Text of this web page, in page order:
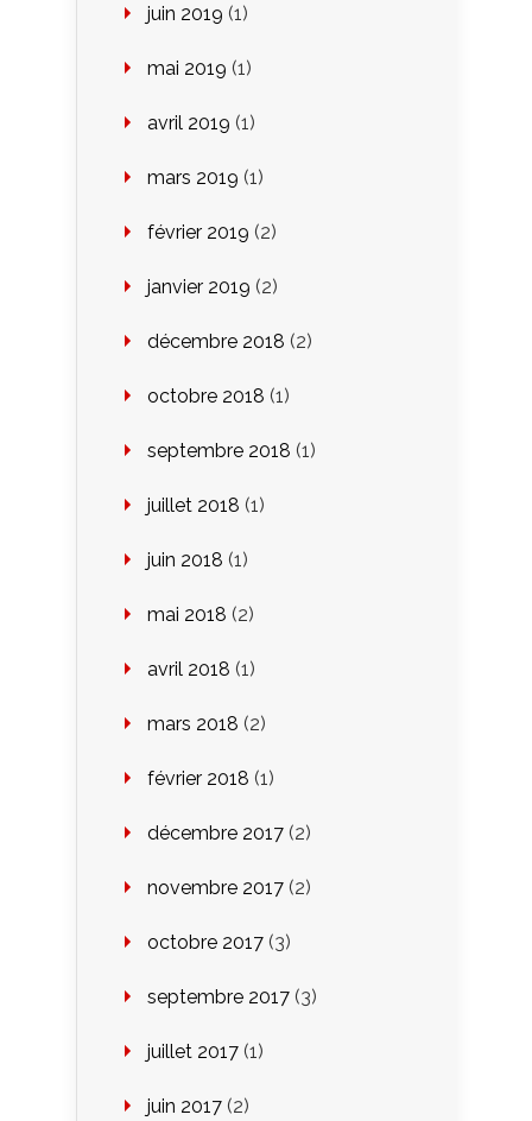
juin 2019 (1)
mai 2019 (1)
avril 2019 (1)
mars 2019 (1)
février 2019 (2)
janvier 2019 (2)
décembre 2018 (2)
octobre 2018 (1)
septembre 2018 (1)
juillet 2018 (1)
juin 2018 (1)
mai 2018 (2)
avril 2018 (1)
mars 2018 (2)
février 2018 (1)
décembre 2017 (2)
novembre 2017 (2)
octobre 2017 (3)
septembre 2017 (3)
juillet 2017 (1)
juin 2017 (2)